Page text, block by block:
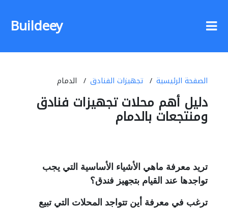
Buildeey
الصفحة الرئيسية تجهيزات الفنادق الدمام
دليل أهم محلات تجهيزات فنادق
ومنتجعات بالدمام
تريد معرفة ماهي الأشياء الأساسية التي يجب
تواجدها عند القيام بتجهيز فندق؟
ترغب في معرفة أين تتواجد المحلات التي تبيع